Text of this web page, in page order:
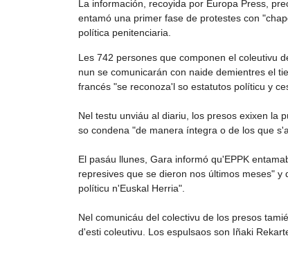
La información, recoyida por Europa Press,
entamó una primer fase de protestes con
política penitenciaria.
Les 742 persones que componen el coleutivu
nun se comunicarán con naide demientres el
francés "se reconoza'l so estatutos políticu y
Nel testu unviáu al diariu, los presos exixen la
so condena "de manera íntegra o de los que
El pasáu llunes, Gara informó qu'EPPK
represives que se dieron nos últimos meses"
políticu n'Euskal Herria".
Nel comunicáu del colectivu de los presos
d'esti coleutivu. Los espulsaos son Iñaki